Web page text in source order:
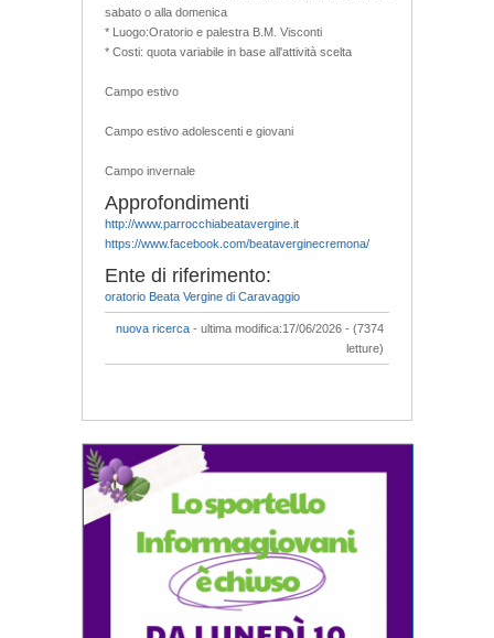
sabato o alla domenica
* Luogo:Oratorio e palestra B.M. Visconti
* Costi: quota variabile in base all'attività scelta
Campo estivo
Campo estivo adolescenti e giovani
Campo invernale
Approfondimenti
http://www.parrocchiabeatavergine.it
https://www.facebook.com/beataverginecremona/
Ente di riferimento:
oratorio Beata Vergine di Caravaggio
nuova ricerca - ultima modifica:17/06/2026 - (7374
letture)